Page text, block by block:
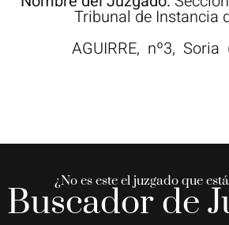
Tribunal de Instancia
AGUIRRE, nº3, Soria
¿No es este el juzgado que
Buscador de